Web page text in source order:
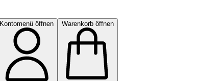
Kontomenü öffnen Warenkorb öffnen